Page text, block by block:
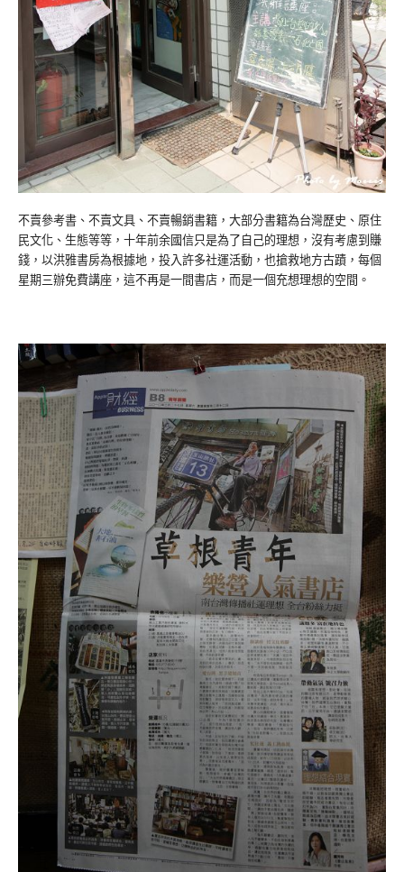
不賣參考書、不賣文具、不賣暢銷書籍，大部分書籍為台灣歷史、原住
民文化、生態等等，十年前余國信只是為了自己的理想，沒有考慮到賺
錢，以洪雅書房為根據地，投入許多社運活動，也搶救地方古蹟，每個
星期三辦免費講座，這不再是一間書店，而是一個充想理想的空間。